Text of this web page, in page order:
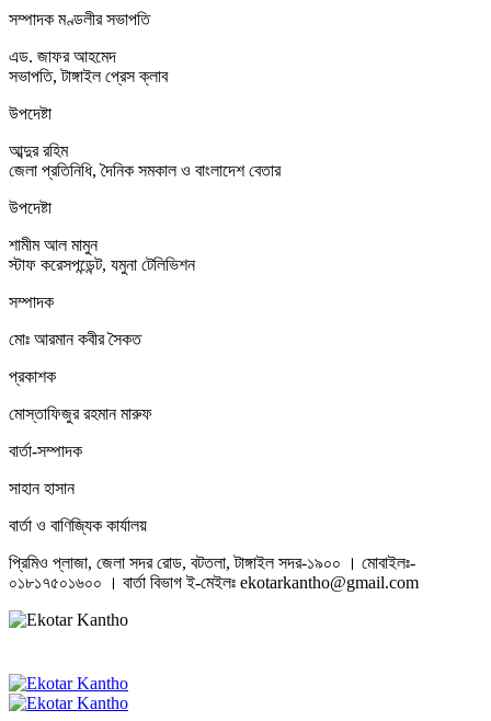
সম্পাদক মণ্ডলীর সভাপতি
এড. জাফর আহমেদ
সভাপতি, টাঙ্গাইল প্রেস ক্লাব
উপদেষ্টা
আব্দুর রহিম
জেলা প্রতিনিধি, দৈনিক সমকাল ও বাংলাদেশ বেতার
উপদেষ্টা
শামীম আল মামুন
স্টাফ করেসপন্ডেন্ট, যমুনা টেলিভিশন
সম্পাদক
মোঃ আরমান কবীর সৈকত
প্রকাশক
মোস্তাফিজুর রহমান মারুফ
বার্তা-সম্পাদক
সাহান হাসান
বার্তা ও বাণিজ্যিক কার্যালয়
প্রিমিও প্লাজা, জেলা সদর রোড, বটতলা, টাঙ্গাইল সদর-১৯০০ । মোবাইলঃ-
০১৮১৭৫০১৬০০ । বার্তা বিভাগ ই-মেইলঃ ekotarkantho@gmail.com